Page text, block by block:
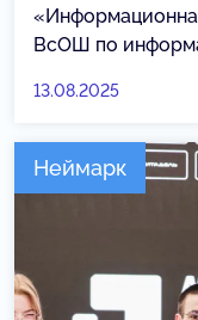
ВсОШ по
13.08.2025
Неймарк